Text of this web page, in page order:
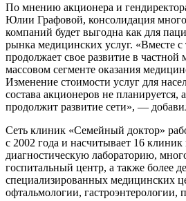
По мнению акционера и
Юлии Графовой, консолидация
компаний будет выгодна как для
рынка медицинских услуг. «Вместе
продолжает свое развитие в частной
массовом сегменте оказания
Изменение стоимости услуг для
состава акционеров не
продолжит развитие сети», —
Сеть клиник «Семейный доктор»
с 2002 года и насчитывает 16
диагностическую лабораторию,
госпитальный центр, а также более
специализированных медицинских
офтальмологии, гастроэнтерологии,